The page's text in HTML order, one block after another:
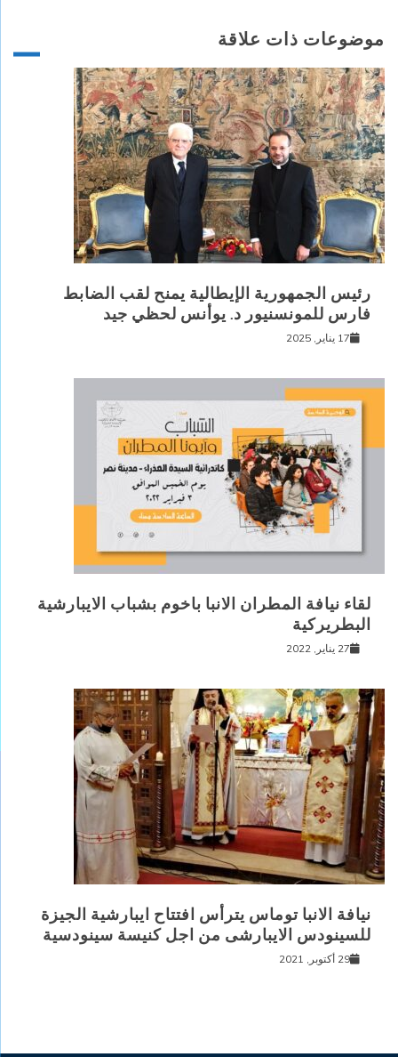
موضوعات ذات علاقة
رئيس الجمهورية الإيطالية يمنح لقب الضابط
فارس للمونسنيور د. يوأنس لحظي جيد
17 يناير, 2025
لقاء نيافة المطران الانبا باخوم بشباب الايبارشية
البطريركية
27 يناير, 2022
نيافة الانبا توماس يترأس افتتاح ايبارشية الجيزة
للسينودس الايبارشى من اجل كنيسة سينودسية
29 أكتوبر, 2021